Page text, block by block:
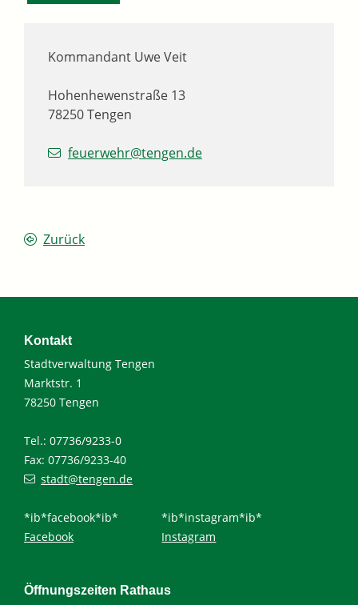
Kommandant UweVeit
Hohenhewenstraße 13
78250Tengen
feuerwehr@tengen.de
Zurück
Kontakt
Stadtverwaltung Tengen
Marktstr. 1
78250 Tengen
Tel.: 07736/9233-0
Fax: 07736/9233-40
stadt@tengen.de
*ib*facebook*ib*
Facebook
*ib*instagram*ib*
Instagram
Öffnungszeiten Rathaus